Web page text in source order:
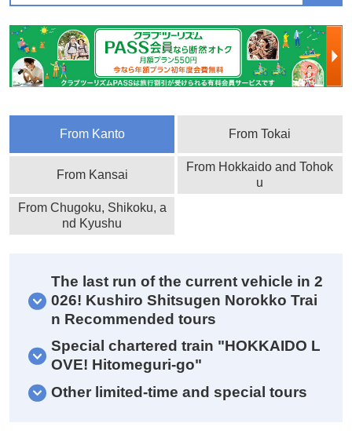
From Kanto From Tokai
From Kansai
From Hokkaido and Tohok
u
From Chugoku, Shikoku, a
nd Kyushu
The last run of the current vehicle in 2
026! Kushiro Shitsugen Norokko Trai
n Recommended tours
Special chartered train "HOKKAIDO L
OVE! Hitomeguri-go"
Other limited-time and special tours